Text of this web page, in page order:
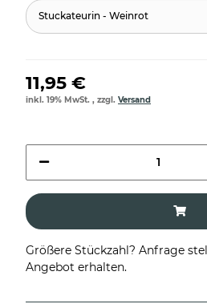
Stuckateurin - Weinrot
11,95 €
inkl. 19% MwSt. , zzgl. Versand
Größere Stückzahl? Anfrage
Angebot erhalten.